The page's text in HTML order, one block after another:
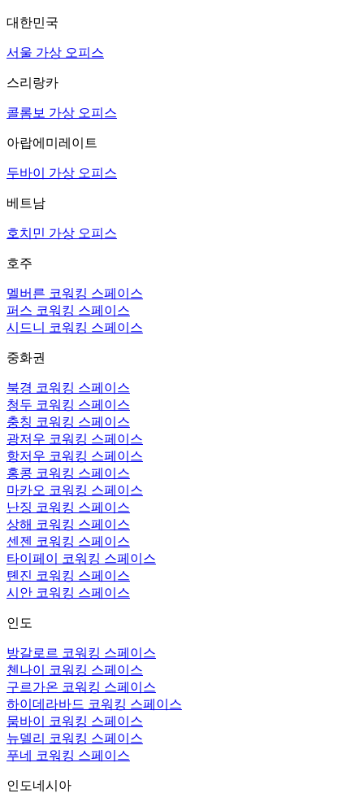
대한민국
서울 가상 오피스
스리랑카
콜롬보 가상 오피스
아랍에미레이트
두바이 가상 오피스
베트남
호치민 가상 오피스
호주
멜버른 코워킹 스페이스
퍼스 코워킹 스페이스
시드니 코워킹 스페이스
중화권
북경 코워킹 스페이스
청두 코워킹 스페이스
충칭 코워킹 스페이스
광저우 코워킹 스페이스
항저우 코워킹 스페이스
홍콩 코워킹 스페이스
마카오 코워킹 스페이스
난징 코워킹 스페이스
상해 코워킹 스페이스
센젠 코워킹 스페이스
타이페이 코워킹 스페이스
톈진 코워킹 스페이스
시안 코워킹 스페이스
인도
방갈로르 코워킹 스페이스
첸나이 코워킹 스페이스
구르가온 코워킹 스페이스
하이데라바드 코워킹 스페이스
뭄바이 코워킹 스페이스
뉴델리 코워킹 스페이스
푸네 코워킹 스페이스
인도네시아